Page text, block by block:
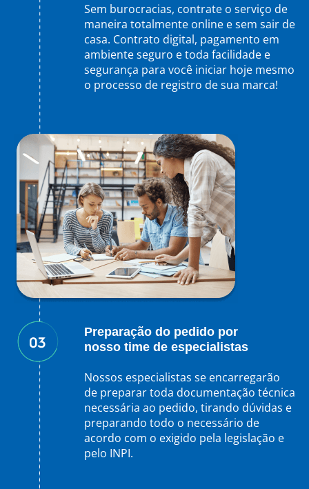
Sem burocracias, contrate o serviço de
maneira totalmente online e sem sair de
casa. Contrato digital, pagamento em
ambiente seguro e toda facilidade e
segurança para você iniciar hoje mesmo
o processo de registro de sua marca!
Preparação do pedido por
nosso time de especialistas
Nossos especialistas se encarregarão
de preparar toda documentação técnica
necessária ao pedido, tirando dúvidas e
preparando todo o necessário de
acordo com o exigido pela legislação e
pelo INPI.